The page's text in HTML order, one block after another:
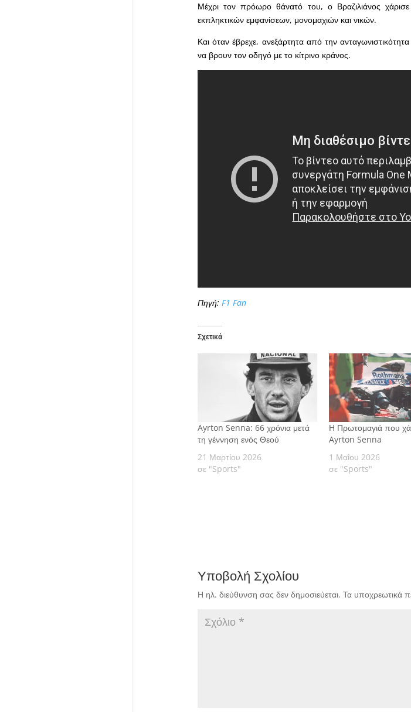
Μέχρι τον πρόωρο θάνατό του, ο Βραζιλιάνος
εκπληκτικών εμφανίσεων, μονομαχιών και νικών.
Και όταν έβρεχε, ανεξάρτητα από την
να βρουν τον οδηγό με το κίτρινο κράνος.
Πηγή: F1 Fan
Σχετικά
Ayrton Senna: 66 χρόνια μετά
τη γέννηση ενός Θεού
21 Μαρτίου 2026
σε "Sports"
Η Πρωτομαγιά που
Ayrton Senna
1 Μαΐου 2026
σε "Sports"
Υποβολή Σχολίου
Η ηλ. διεύθυνση σας δεν δημοσιεύεται. Τα υποχρεωτικά